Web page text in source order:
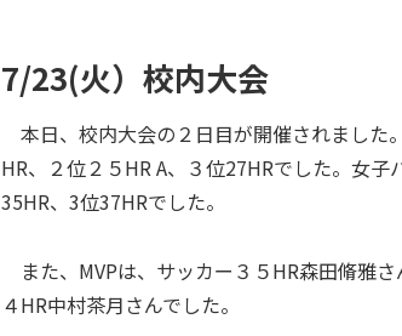
7/23(火）校内大会
本日、校内大会の２日目が開催されました
HR、２位２５HR A、３位27HRでした。女
35HR、3位37HRでした。
また、MVPは、サッカー３５HR森田脩雅
４HR中村茶月さんでした。